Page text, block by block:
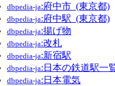
dbpedia-ja:府中市_(東京都)
dbpedia-ja:府中駅_(東京都)
dbpedia-ja:揚げ物
dbpedia-ja:改札
dbpedia-ja:新宿駅
dbpedia-ja:日本の鉄道駅一
dbpedia-ja:日本電気